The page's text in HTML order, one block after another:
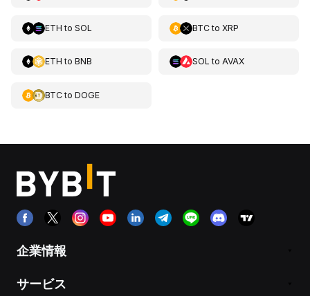
ETH to SOL BTCto XRP
ETH to BNB SOL to AVAX
BTCto DOGE
企業情報
サービス